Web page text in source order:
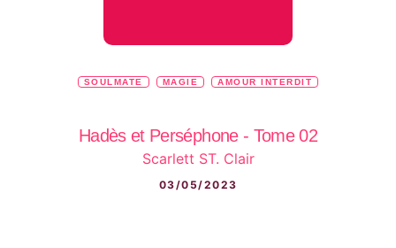
SOULMATE MAGIE AMOUR INTERDIT
Hadès et Perséphone - Tome 02
Scarlett ST. Clair
03/05/2023